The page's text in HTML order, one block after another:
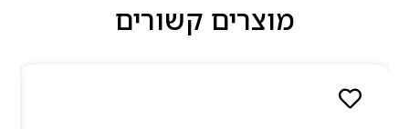
מוצרים קשורים